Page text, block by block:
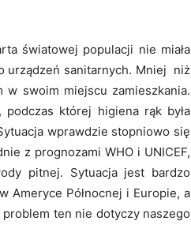
światowej populacji nie miała
urządzeń sanitarnych. Mniej niż
w swoim miejscu zamieszkania.
podczas której higiena rąk była
wprawdzie stopniowo się
z prognozami WHO i UNICEF,
pitnej. Sytuacja jest bardzo
Ameryce Północnej i Europie, a
ten nie dotyczy naszego